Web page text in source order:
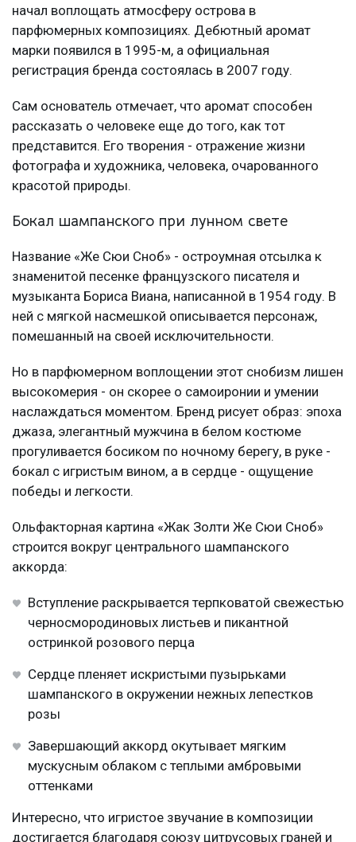
начал воплощать атмосферу острова в
парфюмерных композициях. Дебютный аромат
марки появился в 1995-м, а официальная
регистрация бренда состоялась в 2007 году.
Сам основатель отмечает, что аромат способен
рассказать о человеке еще до того, как тот
представится. Его творения - отражение жизни
фотографа и художника, человека, очарованного
красотой природы.
Бокал шампанского при лунном свете
Название «Же Сюи Сноб» - остроумная отсылка к
знаменитой песенке французского писателя и
музыканта Бориса Виана, написанной в 1954 году. В
ней с мягкой насмешкой описывается персонаж,
помешанный на своей исключительности.
Но в парфюмерном воплощении этот снобизм лишен
высокомерия - он скорее о самоиронии и умении
наслаждаться моментом. Бренд рисует образ: эпоха
джаза, элегантный мужчина в белом костюме
прогуливается босиком по ночному берегу, в руке -
бокал с игристым вином, а в сердце - ощущение
победы и легкости.
Ольфакторная картина «Жак Золти Же Сюи Сноб»
строится вокруг центрального шампанского
аккорда:
Вступление раскрывается терпковатой свежестью
черносмородиновых листьев и пикантной
остринкой розового перца
Сердце пленяет искристыми пузырьками
шампанского в окружении нежных лепестков
розы
Завершающий аккорд окутывает мягким
мускусным облаком с теплыми амбровыми
оттенками
Интересно, что игристое звучание в композиции
достигается благодаря союзу цитрусовых граней и